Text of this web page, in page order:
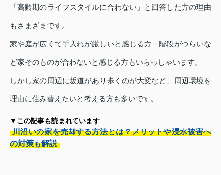
「高齢期のライフスタイルに合わない」と回答した方の理由
もさまざまです。
家や庭が広くて手入れが厳しいと感じる方・階段がつらいな
ど家そのものが合わないと感じる方もいらっしゃいます。
しかし家の周辺に坂道があり歩くのが大変など、周辺環境を
理由に住み替えたいと考える方も多いです。
▼この記事も読まれています
川沿いの家を売却する方法とは？メリットや浸水被害へ
の対策も解説